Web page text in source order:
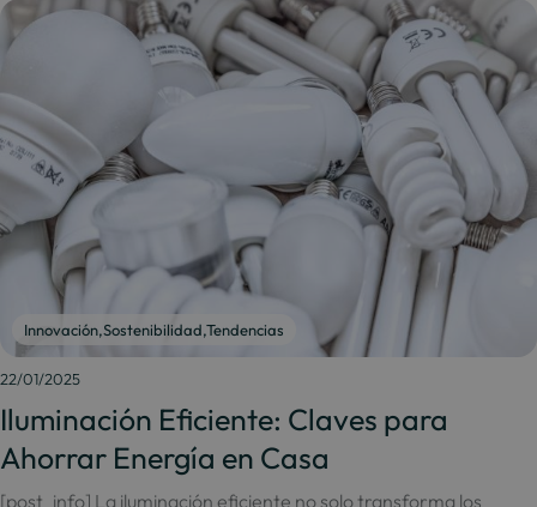
Innovación,Sostenibilidad,Tendencias
22/01/2025
Iluminación Eficiente: Claves para
Ahorrar Energía en Casa
[post_info] La iluminación eficiente no solo transforma los